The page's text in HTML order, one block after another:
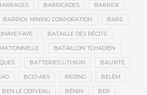
BARRICADES BARRICK
BARRICK MINING CORPORATION BARS
FAYE BATAILLE DES RÉCITS
BATAILLON TCHADIEN
BATTERIES LITHIUM BAUXITE
BCID-AES BEIJING BELÉM
BEN LE CERVEAU BÉNIN BER